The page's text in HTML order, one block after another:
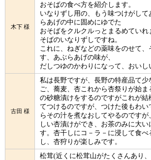
木下 様
おそばの食べ方を紹介します。
いなりずし用の、もう味つけがして
らあげの中に固めにゆでた
おそばをクルクルっとまるめていれ
そばのいなりずしですね。
これに、ねぎなどの薬味をのせて、
す、あぶらあげの味が、
だしつゆのかわりになって、おいし
古田 様
私は長野ですが、長野の特産品て少
ご、蕎麦、杏これから杏祭りが始
の砂糖漬けをするのですがこれが結
てつけるのですが、つけた後もわい
らその汁を煮なおしてやるのです
しい杏漬けができ、お茶のみに大い
す。杏干しにコ－ラ－に浸して食べ
し、杏狩りが楽しみです。
松茸(近くに松茸山がたくさんあり